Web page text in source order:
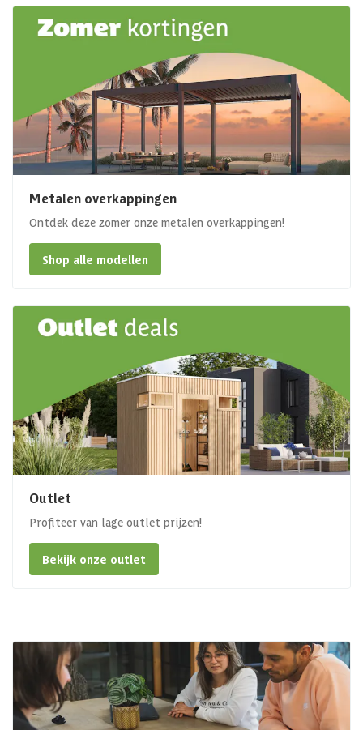
Metalen overkappingen
Ontdek deze zomer onze metalen overkappingen!
Shop alle modellen
Outlet
Profiteer van lage outlet prijzen!
Bekijk onze outlet